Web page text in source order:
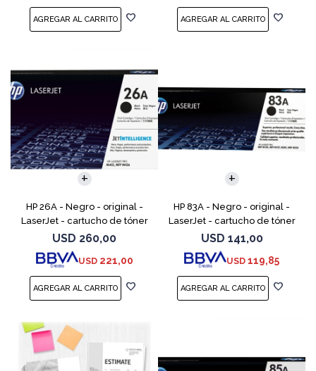
HP 26A - Negro - original -
LaserJet - cartucho de tóner
(CF226A) - para LaserJet Pro
M402, MFP M426
USD 260,00
USD 221,00
HP 83A - Negro - original -
LaserJet - cartucho de tóner
(CF283A) - para LaserJet Pro
M201, M202, MFP M125, MFP
M127, MFP M225
USD 141,00
USD 119,85